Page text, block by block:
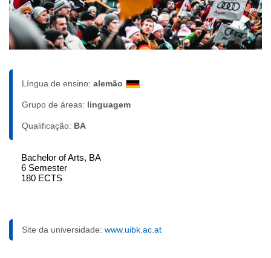
Língua de ensino: alemão
Grupo de áreas: linguagem
Qualificação: BA
Bachelor of Arts, BA
6 Semester
180 ECTS
Site da universidade: www.uibk.ac.at